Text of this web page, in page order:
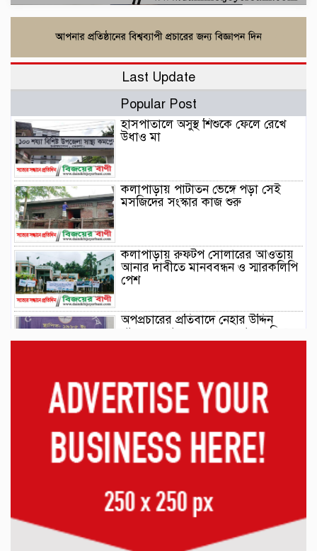
Last Update
Popular Post
হাসপাতালে অসুস্থ শিশুকে ফেলে রেখে
উধাও মা
কলাপাড়ায় পাটাতন ভেঙ্গে পড়া সেই
মসজিদের সংস্কার কাজ শুরু
কলাপাড়ায় রুফটপ সোলারের আওতায়
আনার দাবীতে মানববন্ধন ও স্মারকলিপি
পেশ
অপপ্রচারের প্রতিবাদে নেহার উদ্দিন
খানের সংবাদ সম্মেলন: অন্যায়ের বিরুদ্ধে
আমার কণ্ঠ রোধ করা যাবে না
কাঠালিয়ায় বসতঘরে হামলার হুমকির
অভিযোগ, প্রশাসন ও সাংবাদিকদের
কাছে অভিযোগ।
মাদকবিরোধী অভিযানে বিশেষ পুরস্কারে
ভূষিত কলাপাড়া থানার এসআই জাহিদ
বেতাগীতে দোকানের জমি আত্মসাতে :
ইউপি চেয়ারম্যানের বিরুদ্ধে প্রতারণা ও
প্রাণনাশের হুমকির অভিযোগ